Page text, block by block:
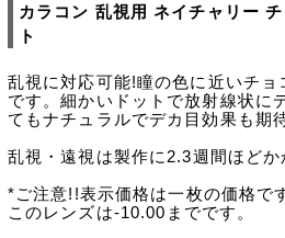
カラコン 乱視用 ネイチャリー
ト
乱視に対応可能!瞳の色に近いチ
です。細かいドットで放射線状に
てもナチュラルでデカ目効果も期
乱視・遠視は製作に2.3週間ほどか
*ご注意!!表示価格は一枚の価格で
このレンズは-10.00までです。